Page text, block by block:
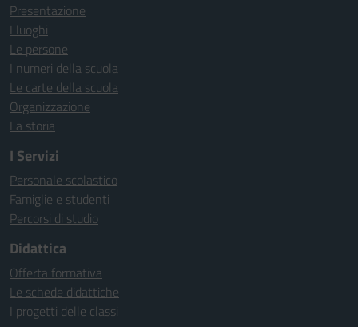
Presentazione
I luoghi
Le persone
I numeri della scuola
Le carte della scuola
Organizzazione
La storia
I Servizi
Personale scolastico
Famiglie e studenti
Percorsi di studio
Didattica
Offerta formativa
Le schede didattiche
I progetti delle classi